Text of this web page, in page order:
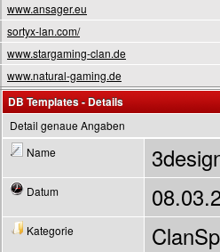
www.ansager.eu
sortyx-lan.com/
www.stargaming-clan.de
www.natural-gaming.de
DB Templates - Details
Detail genaue Angaben
Name
Datum
Kategorie